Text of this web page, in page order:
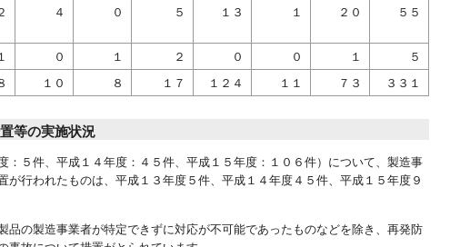
４ ０ ５ １３ １ ２０ ５５
０ １ ２ ０ ０ １
５
１０ ８ １７ １２４ １１ ７３ ３３１
等の実施状況
：５件、平成１４年度：４５件、平成１５年度：１０６件）について、製造事
が行われたものは、平成１３年度５件、平成１４年度４５件、平成１５年度９
品の製造事業者が特定できずに対応が不可能であったものなどを除き、再発防